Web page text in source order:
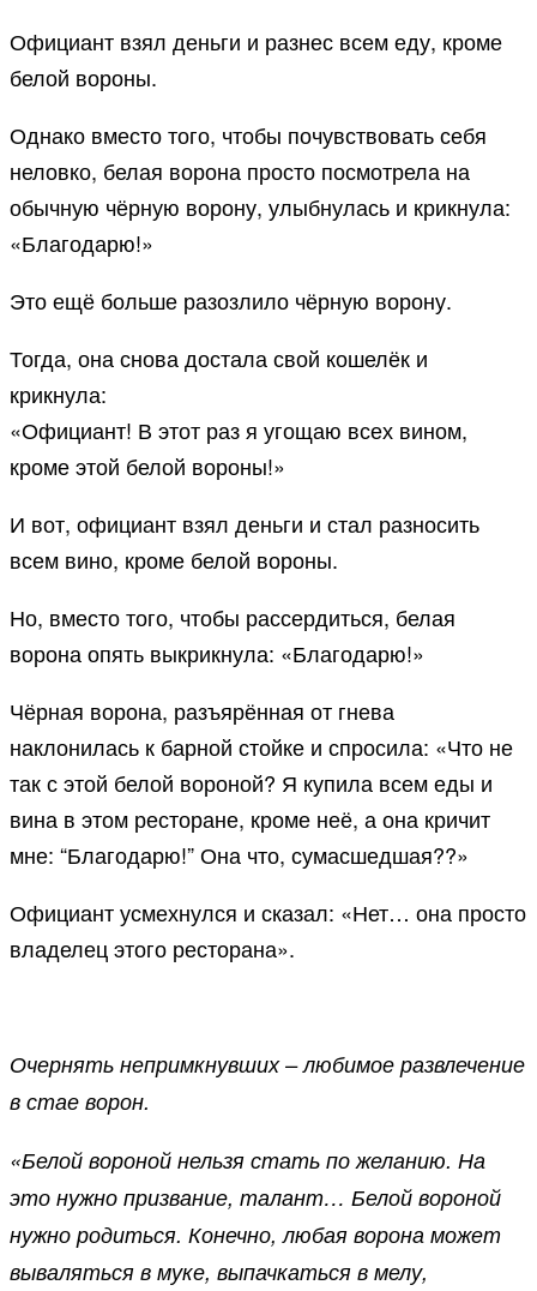
Официант взял деньги и разнес всем еду, кроме
белой вороны.
Однако вместо того, чтобы почувствовать себя
неловко, белая ворона просто посмотрела на
обычную чёрную ворону, улыбнулась и крикнула:
«Благодарю!»
Это ещё больше разозлило чёрную ворону.
Тогда, она снова достала свой кошелёк и
крикнула:
«Официант! В этот раз я угощаю всех вином,
кроме этой белой вороны!»
И вот, официант взял деньги и стал разносить
всем вино, кроме белой вороны.
Но, вместо того, чтобы рассердиться, белая
ворона опять выкрикнула: «Благодарю!»
Чёрная ворона, разъярённая от гнева
наклонилась к барной стойке и спросила: «Что не
так с этой белой вороной? Я купила всем еды и
вина в этом ресторане, кроме неё, а она кричит
мне: “Благодарю!” Она что, сумасшедшая??»
Официант усмехнулся и сказал: «Нет… она просто
владелец этого ресторана».
Очернять непримкнувших – любимое развлечение
в стае ворон.
«Белой вороной нельзя стать по желанию. На
это нужно призвание, талант… Белой вороной
нужно родиться. Конечно, любая ворона может
вываляться в муке, выпачкаться в мелу,